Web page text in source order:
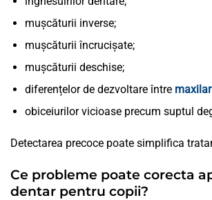
mușcăturii inverse;
mușcăturii încrucișate;
mușcăturii deschise;
diferențelor de dezvoltare între maxilar
obiceiurilor vicioase precum suptul
Detectarea precoce poate simplifica
Ce probleme poate corecta
dentar pentru copii?